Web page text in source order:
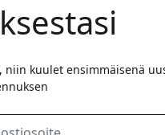
vain, kun
mitään
niin kuulet ensimmäisenä